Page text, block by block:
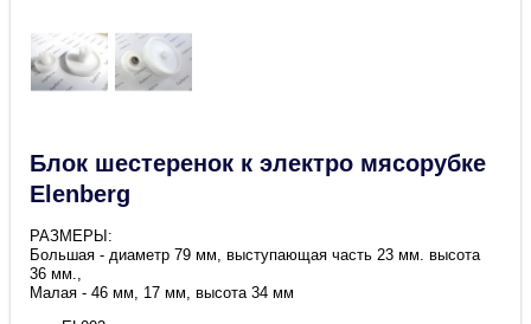
Блок шестеренок к электро мясорубке
Elenberg
РАЗМЕРЫ:
Большая - диаметр 79 мм, выступающая часть 23 мм. высота
36 мм.,
Малая - 46 мм, 17 мм, высота 34 мм